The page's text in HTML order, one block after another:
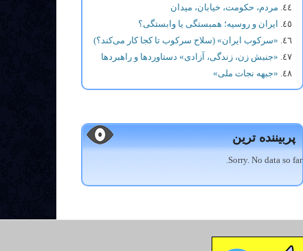
مردم، حکومت، خیابان، میدان
ایران و روسیه؛ همبستگی یا وابستگی؟
«سرکوب ایران» (سلاح سرکوب تا کجا کار می‌کند؟)
«جنبش زن، زندگی، آزادی» دستاوردها و راهبردها
«جبهه نجات ملی»
پربیننده ترین
Sorry. No data so far.